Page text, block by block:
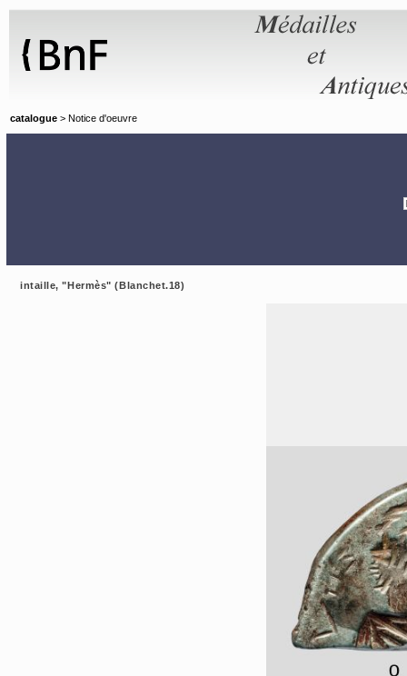
catalogue > Notice d'oeuvre
intaille, "Hermès" (Blanchet.18)